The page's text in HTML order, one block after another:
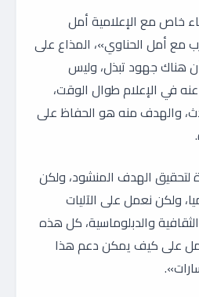
خاص مع الإعلامية أمل
مع أمل الحناوي»، المذاع على
أن هناك جهود تبذل، وليس
في الإعلام طوال الوقت،
والهدف منه هو الحفاظ على
لتحقيق الهدف المنشود، ولكن
ولكن نعمل على الآليات
والدبلوماسية، كل هذه
على كيف يمكن دعم هذا